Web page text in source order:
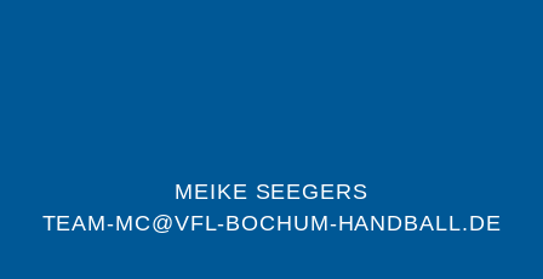
MEIKE SEEGERS
TEAM-MC@VFL-BOCHUM-HANDBALL.DE